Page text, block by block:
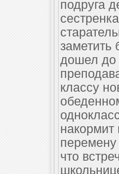
подруга
заметить
дошел до
классу
что